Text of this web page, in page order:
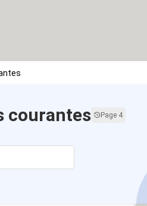
courantes Page 4